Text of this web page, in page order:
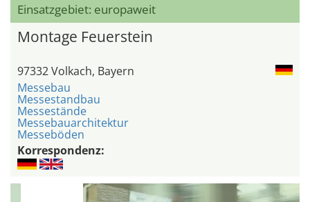
Einsatzgebiet: europaweit
Montage Feuerstein
97332 Volkach, Bayern
Messebau
Messestandbau
Messestände
Messebauarchitektur
Messeböden
Korrespondenz: